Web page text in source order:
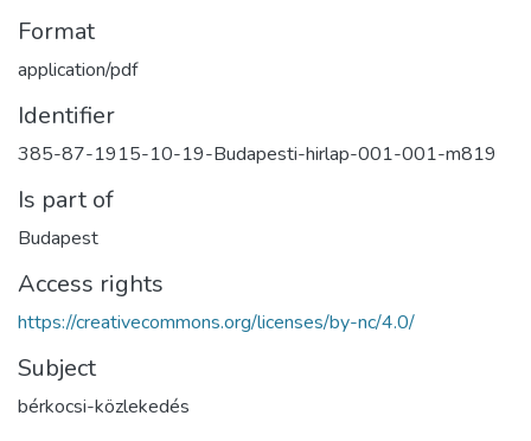
Format
application/pdf
Identifier
385-87-1915-10-19-Budapesti-hirlap-001-001-m819
Is part of
Budapest
Access rights
https://creativecommons.org/licenses/by-nc/4.0/
Subject
bérkocsi-közlekedés